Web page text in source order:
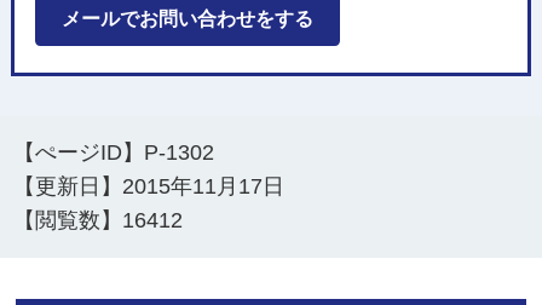
メールでお問い合わせをする
【ぺージID】 P-1302
【更新日】 2015年11月17日
【閲覧数】 16412